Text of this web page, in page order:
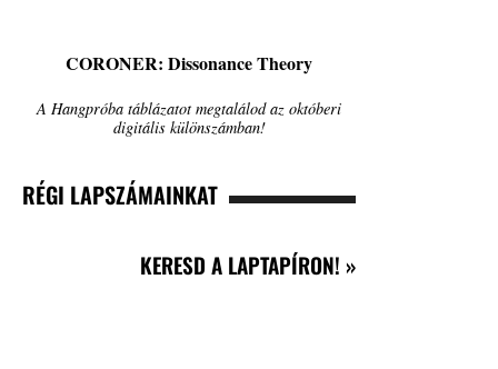
CORONER: Dissonance Theory
A Hangpróba táblázatot megtalálod az októberi
digitális különszámban!
RÉGI LAPSZÁMAINKAT
KERESD A LAPTAPÍRON! »